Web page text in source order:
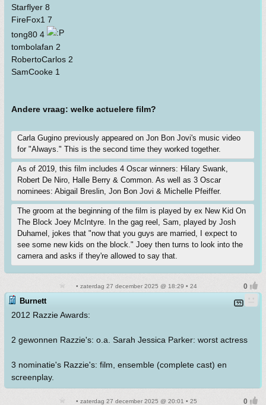
Starflyer 8
FireFox1 7
tong80 4
tombolafan 2
RobertoCarlos 2
SamCooke 1
Andere vraag: welke actuelere film?
Carla Gugino previously appeared on Jon Bon Jovi's music video
for "Always." This is the second time they worked together.
As of 2019, this film includes 4 Oscar winners: Hilary Swank,
Robert De Niro, Halle Berry & Common. As well as 3 Oscar
nominees: Abigail Breslin, Jon Bon Jovi & Michelle Pfeiffer.
The groom at the beginning of the film is played by ex New Kid On
The Block Joey McIntyre. In the gag reel, Sam, played by Josh
Duhamel, jokes that "now that you guys are married, I expect to
see some new kids on the block." Joey then turns to look into the
camera and asks if they're allowed to say that.
• zaterdag 27 december 2025 @ 18:29 • 24
Burnett
2012 Razzie Awards:
2 gewonnen Razzie's: o.a. Sarah Jessica Parker: worst actress
3 nominatie's Razzie's: film, ensemble (complete cast) en
screenplay.
• zaterdag 27 december 2025 @ 20:01 • 25